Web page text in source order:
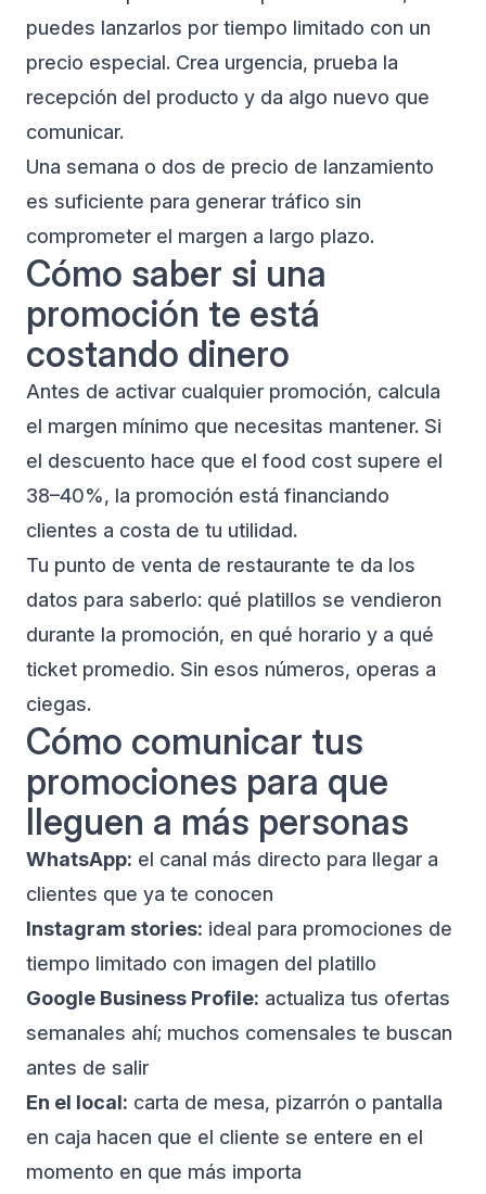
puedes lanzarlos por tiempo limitado con un
precio especial. Crea urgencia, prueba la
recepción del producto y da algo nuevo que
comunicar.
Una semana o dos de precio de lanzamiento
es suficiente para generar tráfico sin
comprometer el margen a largo plazo.
Cómo saber si una
promoción te está
costando dinero
Antes de activar cualquier promoción, calcula
el margen mínimo que necesitas mantener. Si
el descuento hace que el food cost supere el
38–40%, la promoción está financiando
clientes a costa de tu utilidad.
Tu punto de venta de restaurante te da los
datos para saberlo: qué platillos se vendieron
durante la promoción, en qué horario y a qué
ticket promedio. Sin esos números, operas a
ciegas.
Cómo comunicar tus
promociones para que
lleguen a más personas
WhatsApp: el canal más directo para llegar a
clientes que ya te conocen
Instagram stories: ideal para promociones de
tiempo limitado con imagen del platillo
Google Business Profile: actualiza tus ofertas
semanales ahí; muchos comensales te buscan
antes de salir
En el local: carta de mesa, pizarrón o pantalla
en caja hacen que el cliente se entere en el
momento en que más importa